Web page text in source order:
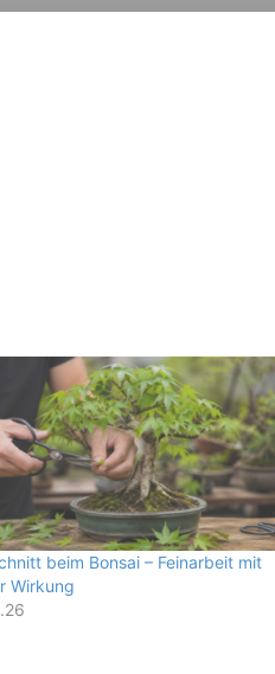
beim Bonsai – Feinarbeit mit
Wirkung